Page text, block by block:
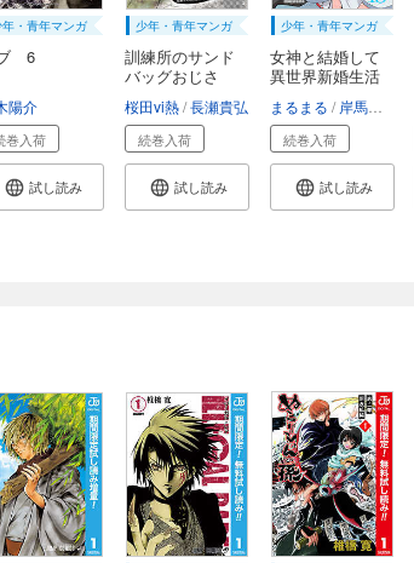
・青年マンガ
6
陽介
巻入荷
試し読み
少年・青年マンガ
訓練所のサンド
バッグおじさ
桜田vi熱 長瀬貴弘
続巻入荷
試し読み
少年・青年マンガ
女神と結婚して
異世界新婚生活
まるまる 岸馬きらく
続巻入荷
試し読み